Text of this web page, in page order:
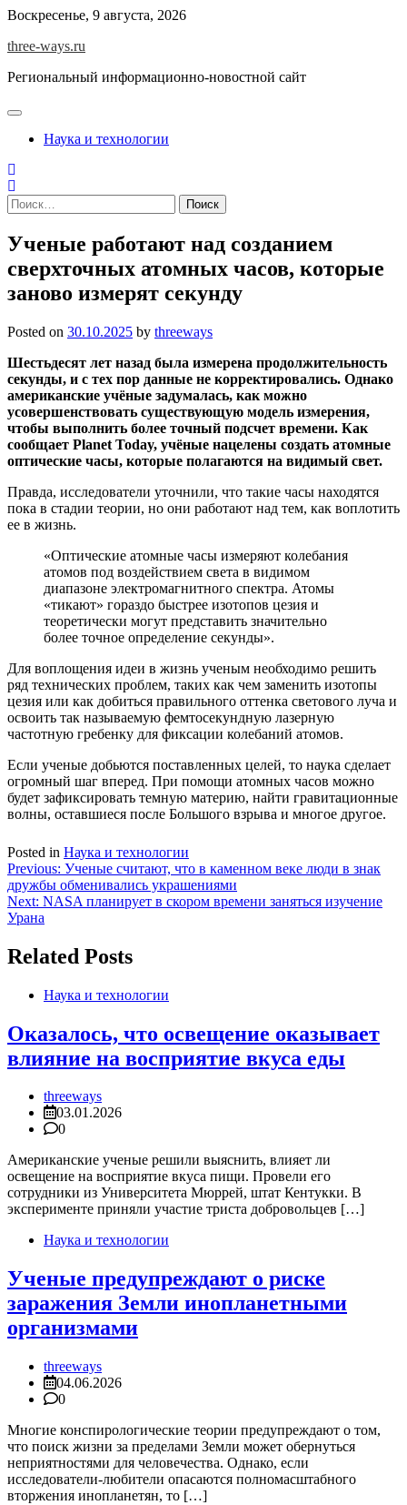
Skip
content
Воскресенье, 9 августа, 2026
three-ways.ru
Региональный информационно-новостной сайт
Наука и технологии
Найти:
Ученые работают над созданием
сверхточных атомных часов, которые
заново измерят секунду
Posted on 30.10.2025 by threeways
Шестьдесят лет назад была измерена продолжительность
секунды, и с тех пор данные не корректировались. Однако
американские учёные задумалась, как можно
усовершенствовать существующую модель измерения,
чтобы выполнить более точный подсчет времени. Как
сообщает Planet Today, учёные нацелены создать атомные
оптические часы, которые полагаются на видимый свет.
Правда, исследователи уточнили, что такие часы находятся
пока в стадии теории, но они работают над тем, как воплотить
ее в жизнь.
«Оптические атомные часы измеряют колебания
атомов под воздействием света в видимом
диапазоне электромагнитного спектра. Атомы
«тикают» гораздо быстрее изотопов цезия и
теоретически могут представить значительно
более точное определение секунды».
Для воплощения идеи в жизнь ученым необходимо решить
ряд технических проблем, таких как чем заменить изотопы
цезия или как добиться правильного оттенка светового луча и
освоить так называемую фемтосекундную лазерную
частотную гребенку для фиксации колебаний атомов.
Если ученые добьются поставленных целей, то наука сделает
огромный шаг вперед. При помощи атомных часов можно
будет зафиксировать темную материю, найти гравитационные
волны, оставшиеся после Большого взрыва и многое другое.
Posted in Наука и технологии
Навигация
по
записям
Previous: Ученые считают, что в каменном веке люди в знак
дружбы обменивались украшениями
Next: NASA планирует в скором времени заняться изучение
Урана
Related Posts
Наука и технологии
Оказалось, что освещение оказывает
влияние на восприятие вкуса еды
threeways
03.01.2026
0
Американские ученые решили выяснить, влияет ли
освещение на восприятие вкуса пищи. Провели его
сотрудники из Университета Мюррей, штат Кентукки. В
эксперименте приняли участие триста добровольцев […]
Наука и технологии
Ученые предупреждают о риске
заражения Земли инопланетными
организмами
threeways
04.06.2026
0
Многие конспирологические теории предупреждают о том,
что поиск жизни за пределами Земли может обернуться
неприятностями для человечества. Однако, если
исследователи-любители опасаются полномасштабного
вторжения инопланетян, то […]